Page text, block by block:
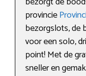
provincie
bezorgslots, de
voor een solo,
point! Met de
sneller en